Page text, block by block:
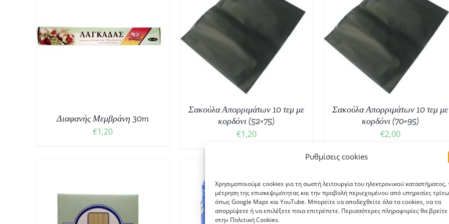
Ρυθμίσεις cookies
Χρησιμοποιούμε cookies για τη σωστή λειτουργία του ηλεκτρονικού καταστήματος,
μέτρηση της επισκεψιμότητας και την προβολή περιεχομένου από υπηρεσίες
όπως Google Maps και YouTube. Μπορείτε να αποδεχθείτε όλα τα cookies, να τα
απορρίψετε ή να επιλέξετε ποια επιτρέπετε. Περισσότερες πληροφορίες θα βρείτε
στην Πολιτική Cookies.
Διαφανής Μεμβράνη 30m
€1,20
ΠΡΟΣΘΉΚΗ ΣΤΟ ΚΑΛΆΘΙ
/
ΛΕΠΤΟΜΈΡΕΙΕΣ
Σακούλα Απορριμάτων 10 τεμ με
κορδόνι (52×75)
€1,20
ΠΡΟΣΘΉΚΗ ΣΤΟ ΚΑΛΆΘΙ
ΛΕΠΤΟΜΈΡΕΙΕΣ
Σακούλα Απορριμάτων 10 τεμ με
κορδόνι (70×95)
€2,00
ΠΡΟΣΘΉΚΗ ΣΤΟ ΚΑΛΆΘΙ